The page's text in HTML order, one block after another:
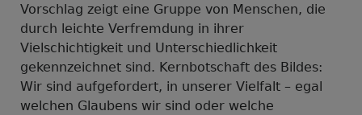
Vorschlag zeigt eine Gruppe von Menschen, die
durch leichte Verfremdung in ihrer
Vielschichtigkeit und Unterschiedlichkeit
gekennzeichnet sind. Kernbotschaft des Bildes:
Wir sind aufgefordert, in unserer Vielfalt – egal
welchen Glaubens wir sind oder welche